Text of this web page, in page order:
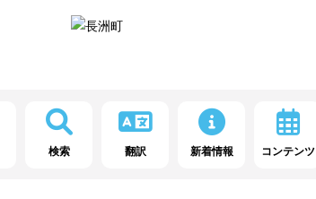
検索 翻訳 新着情報 コンテンツ